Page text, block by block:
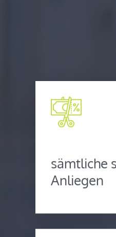
sämtliche
Anliegen